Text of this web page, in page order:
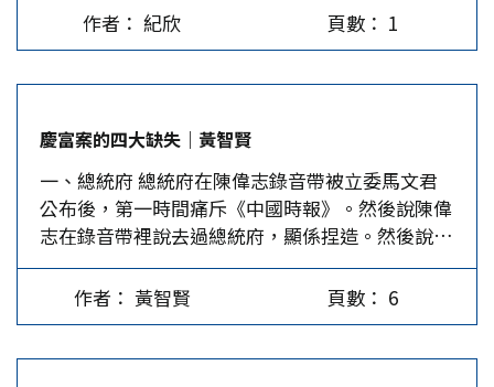
利於台灣；超過五成的年輕人有意願赴大陸就業求
學；不滿意蔡英文處理兩岸關係表現者增至五成
能性很低。 以上民調顯示，台灣民眾已逐漸改變
對大陸的觀感，也認識到大陸在「一中」問題上不
會妥協，蔡政府若想突破兩岸僵局，就必須有相應
的調整。不過，更值得深究的應該是，儘管支持台
獨者是歷次調查的新低，但維持現狀卻始終是台灣
的主流民意，台灣問題若想以和平方式獲得徹底解
決，還須有突破性的思維。 中共十九大報告強
調，必須繼續堅持「和平統一、一國兩制」方針，
作者： 紀欣 頁數： 1
慶富案的四大缺失｜黃智賢
一、總統府 總統府在陳偉志錄音帶被立委馬文君
公布後，第一時間痛斥《中國時報》。然後說陳偉
志在錄音帶裡說去過總統府，顯係捏造。然後說陳
慶男絕沒進過總統府見總統府五長。然後說，有
啦。陳慶男確實進總統府見黃志芳，但只有一次。
而馬政府時代可去了五次。 痛斥媒體，否認，然
作者： 黃智賢 頁數： 6